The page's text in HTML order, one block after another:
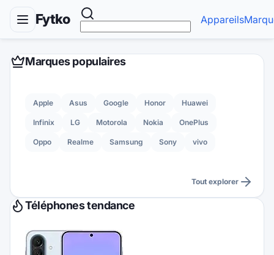
Fytko Appareils
Marques populaires
Apple Asus Google Honor Huawei
Infinix LG Motorola Nokia OnePlus
Oppo Realme Samsung Sony vivo
Tout explorer
Téléphones tendance